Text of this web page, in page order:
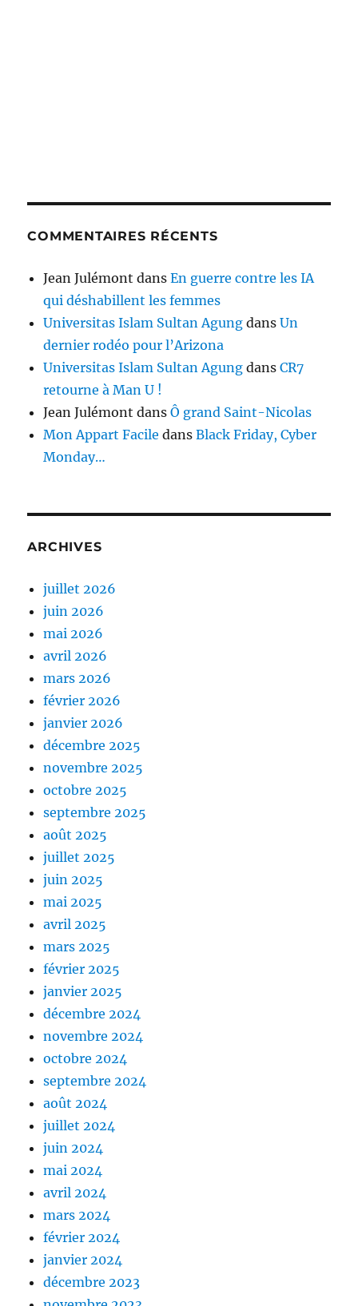
COMMENTAIRES RÉCENTS
Jean Julémont dansEn guerre contre les IA
qui déshabillent les femmes
Universitas Islam Sultan Agung dansUn
dernier rodéo pour l’Arizona
Universitas Islam Sultan Agung dansCR7
retourne à Man U !
Jean Julémont dansÔ grand Saint-Nicolas
Mon Appart Facile dansBlack Friday, Cyber
Monday…
ARCHIVES
juillet 2026
juin 2026
mai 2026
avril 2026
mars 2026
février 2026
janvier 2026
décembre 2025
novembre 2025
octobre 2025
septembre 2025
août 2025
juillet 2025
juin 2025
mai 2025
avril 2025
mars 2025
février 2025
janvier 2025
décembre 2024
novembre 2024
octobre 2024
septembre 2024
août 2024
juillet 2024
juin 2024
mai 2024
avril 2024
mars 2024
février 2024
janvier 2024
décembre 2023